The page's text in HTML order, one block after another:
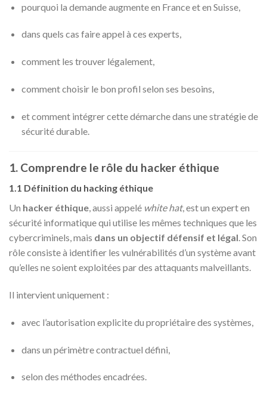
pourquoi la demande augmente en France et en Suisse,
dans quels cas faire appel à ces experts,
comment les trouver légalement,
comment choisir le bon profil selon ses besoins,
et comment intégrer cette démarche dans une stratégie de
sécurité durable.
1. Comprendre le rôle du hacker éthique
1.1 Définition du hacking éthique
Un hacker éthique, aussi appelé white hat, est un expert en
sécurité informatique qui utilise les mêmes techniques que les
cybercriminels, mais dans un objectif défensif et légal. Son
rôle consiste à identifier les vulnérabilités d’un système avant
qu’elles ne soient exploitées par des attaquants malveillants.
Il intervient uniquement :
avec l’autorisation explicite du propriétaire des systèmes,
dans un périmètre contractuel défini,
selon des méthodes encadrées.